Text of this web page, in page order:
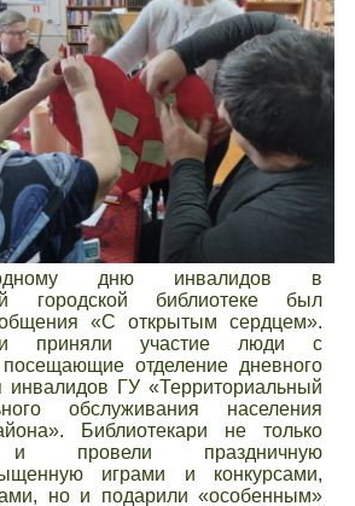
дню инвалидов в
городской библиотеке был
«С открытым сердцем».
приняли участие люди с
посещающие отделение дневного
ГУ «Территориальный
обслуживания населения
Библиотекари не только
и провели праздничную
играми и конкурсами,
но и подарили «особенным»